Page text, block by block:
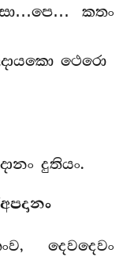
කතං
ථෙරො
දුතියං.
දෙවදෙවං